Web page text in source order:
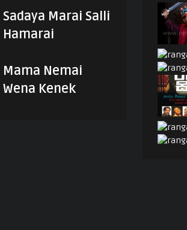
Sadaya Marai Salli
Hamarai
Mama Nemai
Wena Kenek